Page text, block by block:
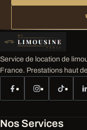
Service de location de
France. Prestations haut
Nos Services